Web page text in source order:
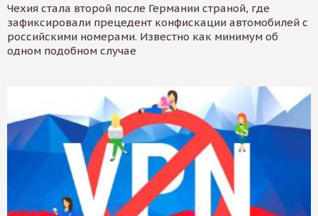
Чехия стала второй после Германии страной, где
зафиксировали прецедент конфискации автомобилей с
российскими номерами. Известно как минимум об
одном подобном случае